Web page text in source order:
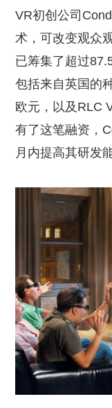
VR初创公司
术，可改变观众
已筹集了超过
包括来自英国的
欧元，以及RLC
有了这笔融资，
月内提高其研发